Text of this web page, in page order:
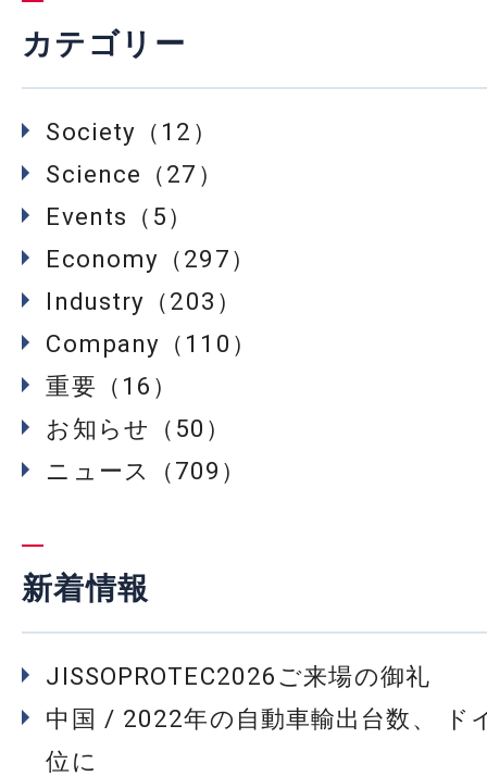
カテゴリー
Society（12）
Science（27）
Events（5）
Economy（297）
Industry（203）
Company（110）
重要（16）
お知らせ（50）
ニュース（709）
新着情報
JISSOPROTEC2026ご来場の御礼
中国 / 2022年の自動車輸出台数、 ド
位に